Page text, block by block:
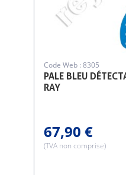
PALE BLEU
RAY
Code Web : 8305
67,90 €
(TVA non comprise)